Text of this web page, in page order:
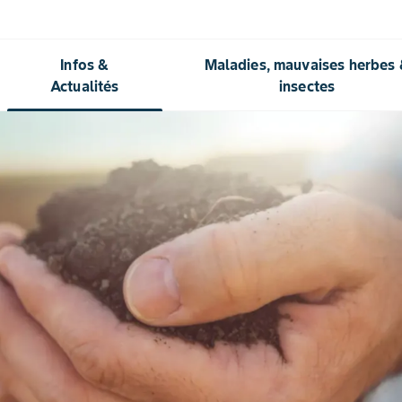
Infos &
Actualités
Maladies, mauvaises herbes
insectes